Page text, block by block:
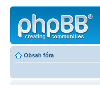
Obsah fóra